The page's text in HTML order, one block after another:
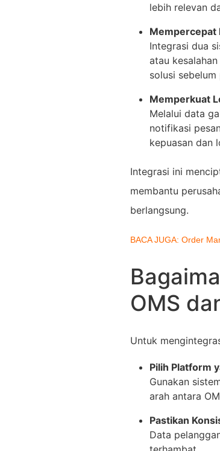
lebih relevan
Mempercepat
Integrasi dua
atau
solusi
Memperkuat
Melalui data
notifikasi
kepuasan dan
Integrasi ini
membantu
berlangsung.
BACA JUGA: Order
OMS
Untuk
Pilih Platform
Gunakan
arah antara
Pastikan
Data